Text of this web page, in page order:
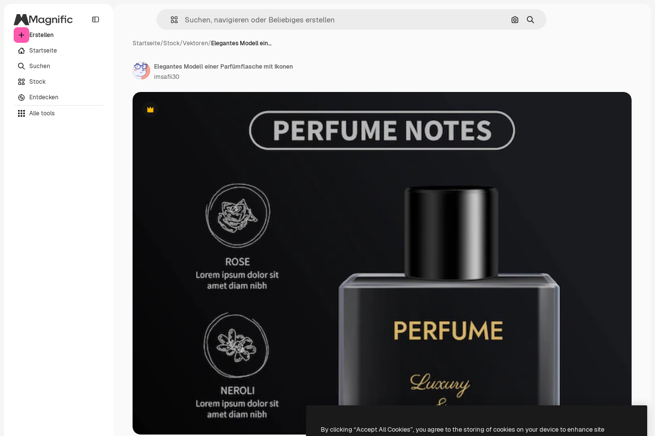
Erstellen
Startseite
Suchen
Stock
Entdecken
Alle tools
Nach Bild suchen
Suchen
Startseite/Stock/Vektoren/Elegantes Modell ein…
Premium
Elegantes Modell einer Parfümflasche mit Ikonen
imsafii30
By clicking “Accept All Cookies”, you agree to the storing of cookies on your device to enhance site